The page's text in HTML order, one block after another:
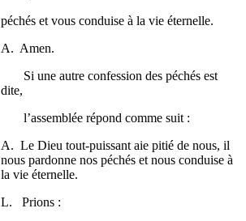
péchés et vous conduise à la vie éternelle.
A. Amen.
Si une autre confession des péchés est
dite,
l’assemblée répond comme suit :
A. Le Dieu tout-puissant aie pitié de nous, il
nous pardonne nos péchés et nous conduise à
la vie éternelle.
L. Prions :